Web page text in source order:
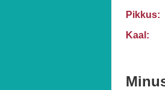
Pikkus:
Kaal: